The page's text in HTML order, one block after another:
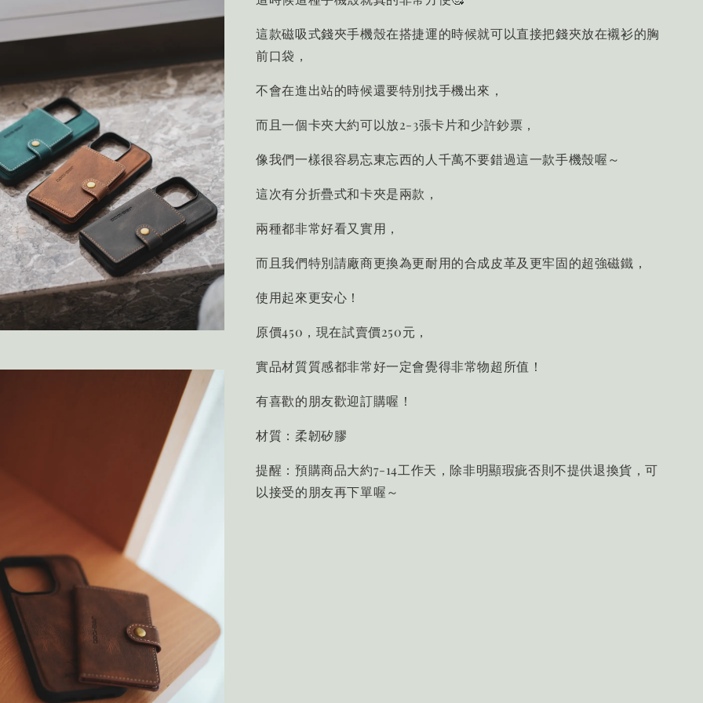
這款磁吸式錢夾手機殼在搭捷運的時候就可以直接把錢夾放在襯衫的胸
前口袋，
不會在進出站的時候還要特別找手機出來，
而且一個卡夾大約可以放2-3張卡片和少許鈔票，
像我們一樣很容易忘東忘西的人千萬不要錯過這一款手機殼喔～
這次有分折疊式和卡夾是兩款，
兩種都非常好看又實用，
而且我們特別請廠商更換為更耐用的合成皮革及更牢固的超強磁鐵，
使用起來更安心！
原價450，現在試賣價250元，
實品材質質感都非常好一定會覺得非常物超所值！
有喜歡的朋友歡迎訂購喔！
材質：柔韌矽膠
提醒：預購商品大約7-14工作天，除非明顯瑕疵否則不提供退換貨，可
以接受的朋友再下單喔～